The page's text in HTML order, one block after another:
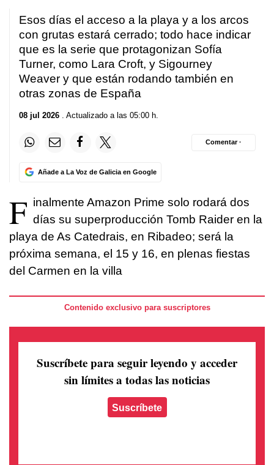
Esos días el acceso a la playa y a los arcos
con grutas estará cerrado; todo hace indicar
que es la serie que protagonizan Sofía
Turner, como Lara Croft, y Sigourney
Weaver y que están rodando también en
otras zonas de España
08 jul 2026 . Actualizado a las 05:00 h.
Añade a La Voz de Galicia en Google
Comentar ·
F inalmente Amazon Prime solo rodará dos
días su superproducción Tomb Raider en la
playa de As Catedrais, en Ribadeo; será la
próxima semana, el 15 y 16, en plenas fiestas
del Carmen en la villa
Contenido exclusivo para suscriptores
Suscríbete para seguir leyendo y acceder
sin límites a todas las noticias
Suscríbete